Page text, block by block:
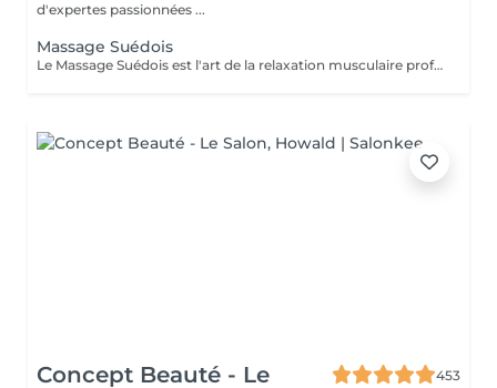
d'expertes passionnées ...
Massage Suédois
Le Massage Suédois est l'art de la relaxation musculaire profonde. Nos thérapeutes experts utilisent des mouvements fluides et des pressions modulables pour détendre les muscles et réduire les tensions. Idéal pour soulager le stress, améliorer la circulation et retrouver une mobilité optimale. Offrez à votre corps le traitement qu'il mérite et ressentez la différence dès la première séance.
Concept Beauté - Le 453